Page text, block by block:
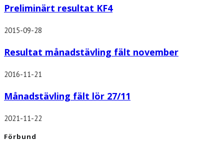
Preliminärt resultat KF4
2015-09-28
Resultat månadstävling fält november
2016-11-21
Månadstävling fält lör 27/11
2021-11-22
Förbund